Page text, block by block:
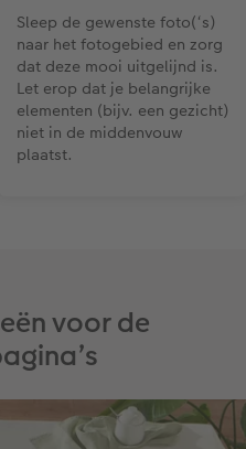
Sleep de gewenste foto(‘s)
naar het fotogebied en zorg
dat deze mooi uitgelijnd is.
Let erop dat je belangrijke
elementen (bijv. een gezicht)
niet in de middenvouw
plaatst.
voor de